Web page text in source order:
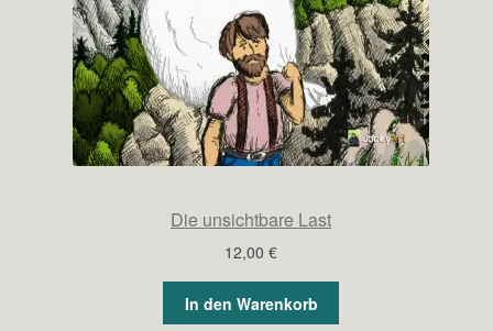
Die unsichtbare Last
12,00 €
In den Warenkorb